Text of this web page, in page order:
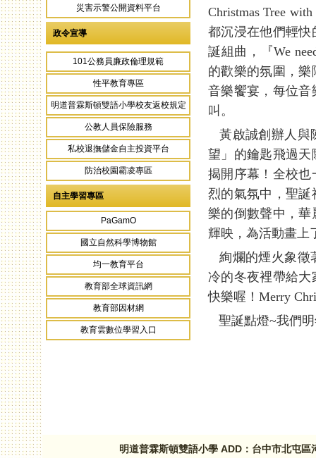
災害示警公開資料平台
政令宣導
101公務員廉政倫理規範
性平教育專區
明道普霖斯頓雙語小學校友返校規定
公教人員保險服務
私校退撫儲金自主投資平台
防治校園霸凌專區
自主學習專區
PaGamO
國立自然科學博物館
均一教育平台
教育部全球資訊網
教育部因材網
教育雲數位學習入口
Christmas Tree
都沉浸在他們輕
誕組曲，『We
的歡樂的氛圍，
音樂饗宴，每位
叫。
黃啟誠創辦人與
望」的鑰匙飛過
揭開序幕！全校也
烈的氣氛中，聖
樂的倒數聲中，
輝映，為活動畫上
絢爛的煙火象徵
冷的冬夜裡帶給
快樂喔！Merry
聖誕點燈~我們
明道普霖斯頓雙語小學 ADD：台中市北屯